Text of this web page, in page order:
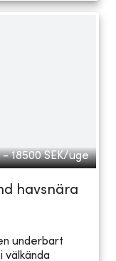
- 18500 SEK/uge
havsnära
underbart
välkända